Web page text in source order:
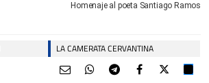
Homenaje al poeta Santiago Ramos
LA CAMERATA CERVANTINA